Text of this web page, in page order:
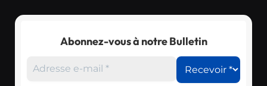
Abonnez-vous à notre Bulletin